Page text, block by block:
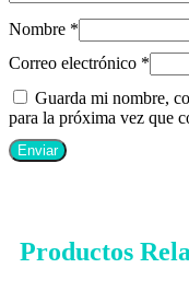
Nombre *
Correo electrónico *
Guarda mi nombre,
para la próxima vez que
Productos